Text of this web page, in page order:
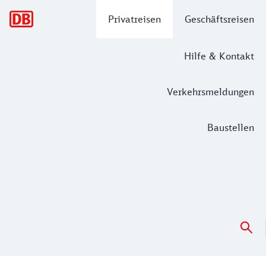
Privatreisen Geschäftsreisen
Hilfe & Kontakt
Verkehrsmeldungen
Baustellen